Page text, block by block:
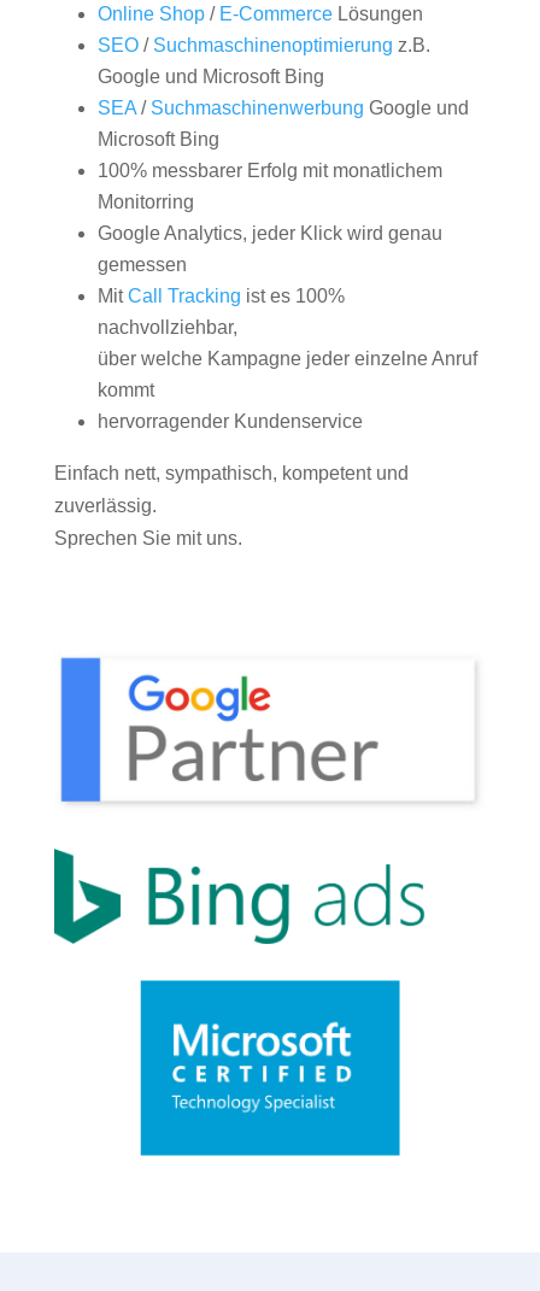
Online Shop/ E-CommerceLösungen
SEO/ Suchmaschinenoptimierung z.B.
Google und Microsoft Bing
SEA/ Suchmaschinenwerbung Google und
Microsoft Bing
100% messbarer Erfolg mit monatlichem
Monitorring
Google Analytics, jeder Klick wird genau
gemessen
MitCall Tracking ist es 100%
nachvollziehbar,
über welche Kampagne jeder einzelne Anruf
kommt
hervorragender Kundenservice
Einfach nett, sympathisch, kompetent und
zuverlässig.
Sprechen Sie mit uns.